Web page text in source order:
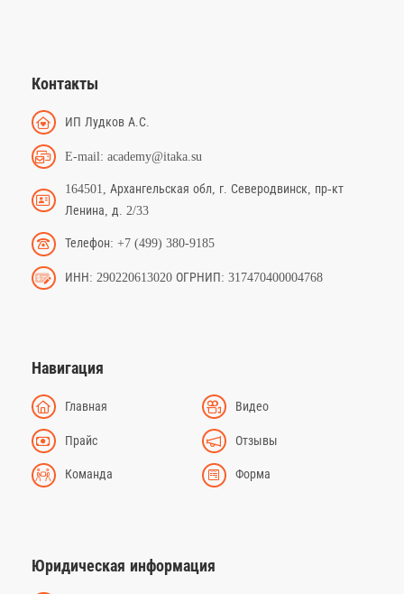
Контакты
ИП Лудков А.С.
E-mail: academy@itaka.su
164501, Архангельская обл, г. Северодвинск, пр-кт
Ленина, д. 2/33
Телефон: +7 (499) 380-9185
ИНН: 290220613020 ОГРНИП: 317470400004768
Навигация
Главная Видео
Прайс Отзывы
Команда Форма
Юридическая информация